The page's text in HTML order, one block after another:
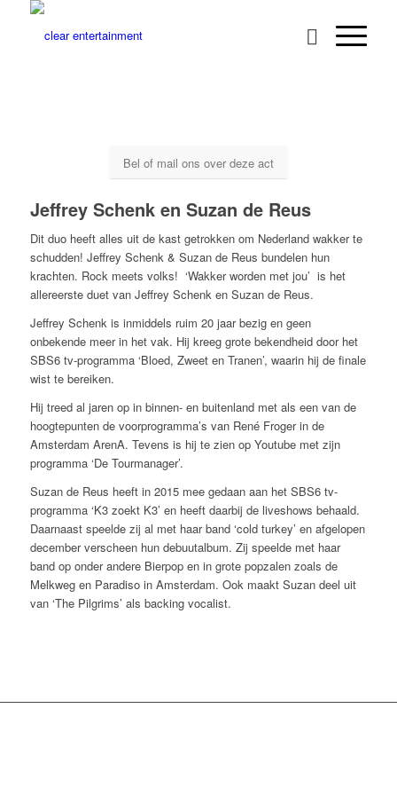
Bel of mail ons over deze act
Jeffrey Schenk en Suzan de Reus
Dit duo heeft alles uit de kast getrokken om Nederland wakker te
schudden! Jeffrey Schenk & Suzan de Reus bundelen hun
krachten. Rock meets volks! ‘Wakker worden met jou’ is het
allereerste duet van Jeffrey Schenk en Suzan de Reus.
Jeffrey Schenk is inmiddels ruim 20 jaar bezig en geen
onbekende meer in het vak. Hij kreeg grote bekendheid door het
SBS6 tv-programma ‘Bloed, Zweet en Tranen’, waarin hij de finale
wist te bereiken.
Hij treed al jaren op in binnen- en buitenland met als een van de
hoogtepunten de voorprogramma’s van René Froger in de
Amsterdam ArenA. Tevens is hij te zien op Youtube met zijn
programma ‘De Tourmanager’.
Suzan de Reus heeft in 2015 mee gedaan aan het SBS6 tv-
programma ‘K3 zoekt K3’ en heeft daarbij de liveshows behaald.
Daarnaast speelde zij al met haar band ‘cold turkey’ en afgelopen
december verscheen hun debuutalbum. Zij speelde met haar
band op onder andere Bierpop en in grote popzalen zoals de
Melkweg en Paradiso in Amsterdam. Ook maakt Suzan deel uit
van ‘The Pilgrims’ als backing vocalist.